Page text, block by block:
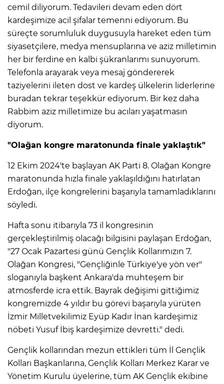
cemil diliyorum. Tedavileri devam eden dört
kardeşimize acil şifalar temenni ediyorum. Bu
süreçte sorumluluk duygusuyla hareket eden tüm
siyasetçilere, medya mensuplarına ve aziz milletimin
her bir ferdine en kalbi şükranlarımı sunuyorum.
Telefonla arayarak veya mesaj göndererek
taziyelerini ileten dost ve kardeş ülkelerin liderlerine
buradan tekrar teşekkür ediyorum. Bir kez daha
Rabbim aziz milletimize bu acıları yaşatmasın
diyorum.
"Olağan kongre maratonunda finale yaklaştık"
12 Ekim 2024'te başlayan AK Parti 8. Olağan Kongre
maratonunda hızla finale yaklaşıldığını hatırlatan
Erdoğan, ilçe kongrelerini başarıyla tamamladıklarını
söyledi.
Hafta sonu itibarıyla 73 il kongresinin
gerçekleştirilmiş olacağı bilgisini paylaşan Erdoğan,
"27 Ocak Pazartesi günü Gençlik Kollarımızın 7.
Olağan Kongresi, "Gençliğinle Türkiye'ye yön ver"
sloganıyla başkent Ankara'da muhteşem bir
atmosferde icra ettik. Bayrak değişimi gittiğimiz
kongremizde 4 yıldır bu görevi başarıyla yürüten
İzmir Milletvekilimiz Eyüp Kadır İnan kardeşimiz
nöbeti Yusuf İbiş kardeşimize devretti." dedi.
Gençlik kollarından mezun ettikleri tüm İl Gençlik
Kolları Başkanlarına, Gençlik Kolları Merkez Karar ve
Yönetim Kurulu üyelerine, tüm AK Gençlik ekibine